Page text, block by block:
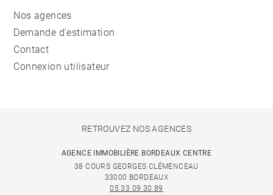
Nos agences
Demande d'estimation
Contact
Connexion utilisateur
RETROUVEZ NOS AGENCES
AGENCE IMMOBILIÈRE BORDEAUX CENTRE
38 COURS GEORGES CLÉMENCEAU
33000 BORDEAUX
05 33 09 30 89